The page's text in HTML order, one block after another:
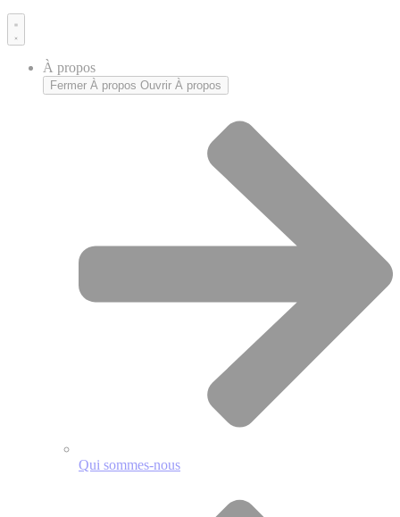
À propos
Fermer À propos Ouvrir À propos
Qui sommes-nous